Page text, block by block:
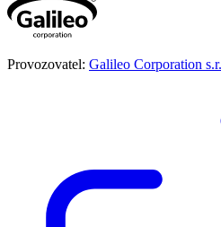
Provozovatel: Galileo Corporation